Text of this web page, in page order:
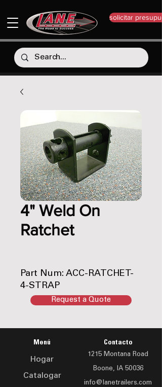
solicitar
4" Weld On
Ratchet
Part Num: ACC-RATCHET-
4-STRAP
Request a Quote
Menú
Hogar
Catalogar
Contacto
1215 Montana Road
Boone, IA 50036
info@lanetrailers.com